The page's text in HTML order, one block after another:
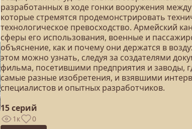
разработанных в ходе гонки вооружения
которые стремятся продемонстрировать
технологическое превосходство. Армейский
сферы его использования, военные и
объяснение, как и почему они держатся в
этом можно узнать, следуя за создателями
фильма, посетившими предприятия и заводы,
самые разные изобретения, и взявшими
специалистов и опытных разработчиков.
15 серий
1к 0